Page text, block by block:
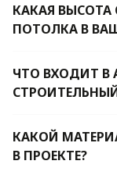
КАКАЯ
ПОТОЛКА В
ЧТО ВХОДИТ В
КАКОЙ
В ПРОЕКТЕ?